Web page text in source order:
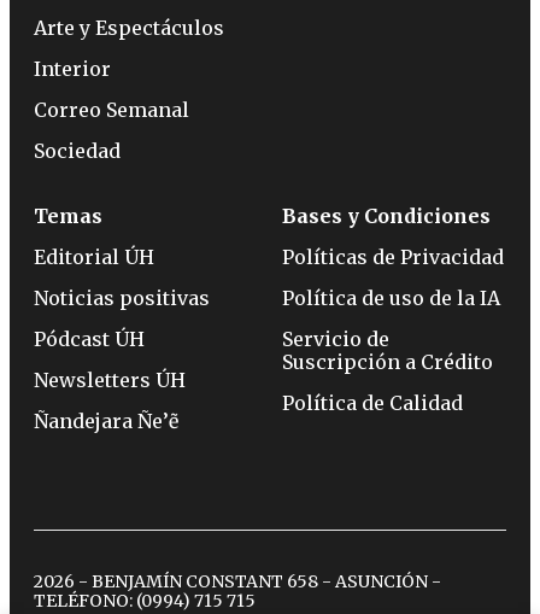
Arte y Espectáculos
Interior
Correo Semanal
Sociedad
Temas
Editorial ÚH
Noticias positivas
Pódcast ÚH
Newsletters ÚH
Ñandejara Ñe’ẽ
Bases y Condiciones
Políticas de Privacidad
Política de uso de la IA
Servicio de
Suscripción a Crédito
Política de Calidad
2026 - BENJAMÍN CONSTANT 658 - ASUNCIÓN -
TELÉFONO: (0994) 715 715